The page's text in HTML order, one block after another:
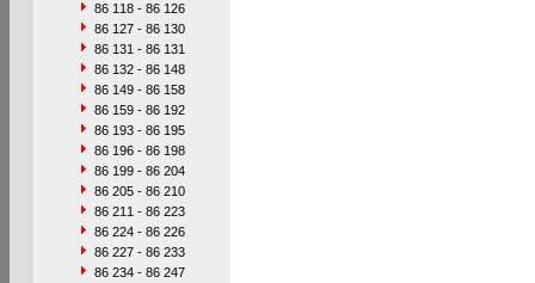
86 118 - 86 126
86 127 - 86 130
86 131 - 86 131
86 132 - 86 148
86 149 - 86 158
86 159 - 86 192
86 193 - 86 195
86 196 - 86 198
86 199 - 86 204
86 205 - 86 210
86 211 - 86 223
86 224 - 86 226
86 227 - 86 233
86 234 - 86 247